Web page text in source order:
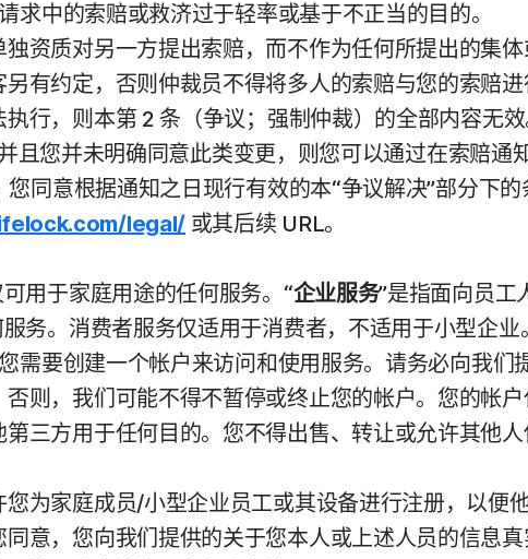
中的索赔或救济过于轻率或基于不正当的目的。
资质对另一方提出索赔，而不作为任何所提出的集
有约定，否则仲裁员不得将多人的索赔与您的索赔
行，则本第 2 条（争议；强制仲裁）的全部内容无效
您并未明确同意此类变更，则您可以通过在索赔通
同意根据通知之日现行有效的本“争议解决”部分下
legal/ 或其后续 URL。
用于家庭用途的任何服务。“企业服务”是指面向员工
务。消费者服务仅适用于消费者，不适用于小型企业。
需要创建一个帐户来访问和使用服务。请务必向我们
则，我们可能不得不暂停或终止您的帐户。您的帐
三方用于任何目的。您不得出售、转让或允许其他人
为家庭成员/小型企业员工或其设备进行注册，以便
意，您向我们提供的关于您本人或上述人员的信息